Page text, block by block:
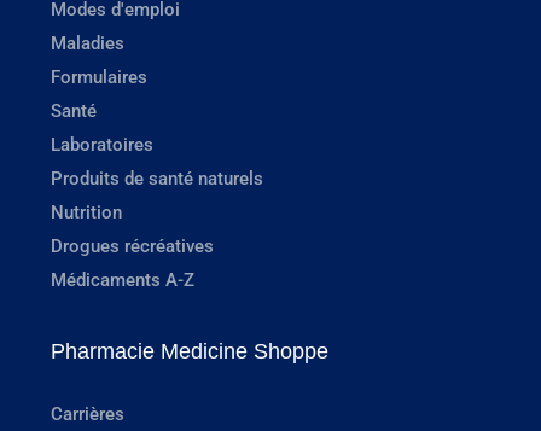
Modes d'emploi
Maladies
Formulaires
Santé
Laboratoires
Produits de santé naturels
Nutrition
Drogues récréatives
Médicaments A-Z
Pharmacie Medicine Shoppe
Carrières